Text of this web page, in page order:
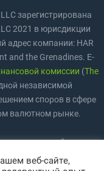
зарегистрирована
2021 в юрисдикции
адрес компании: HAR
and the Grenadines. E-
комиссии (The
независимой
споров в сфере
валютном рынке.
значительный риск,
Торговля
веб-сайте,